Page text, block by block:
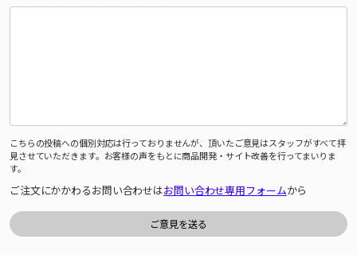
こちらの投稿への個別対応は行っておりませんが、頂いたご意見はスタッフがすべて拝
見させていただきます。お客様の声をもとに商品開発・サイト改善を行ってまいりま
す。
ご注文にかかわるお問い合わせはお問い合わせ専用フォームから